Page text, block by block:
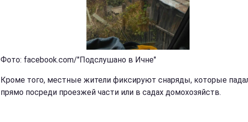
Фото: facebook.com/"Подслушано в Ичне"
Кроме того, местные жители фиксируют снаряды, которые
прямо посреди проезжей части или в садах домохозяйств.